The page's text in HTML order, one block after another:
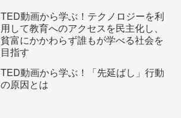
TED動画から学ぶ！テクノロジーを利
用して教育へのアクセスを民主化し、
貧富にかかわらず誰もが学べる社会を
目指す
TED動画から学ぶ！「先延ばし」行動
の原因とは